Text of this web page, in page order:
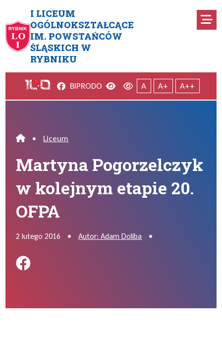
I LICEUM
OGÓLNOKSZTAŁCĄCE
IM. POWSTAŃCÓW
ŚLĄSKICH W
RYBNIKU
Martyna Pogorzelczyk w
Facebook
BIPRODO Wersja kontrastowa
Wersja domyślna
A A+ A++
Home
• Liceum
Martyna Pogorzelczyk
w kolejnym etapie 20.
OFPA
2 lutego 2016 • Autor: Adam Doliba •
Podziel się na FB